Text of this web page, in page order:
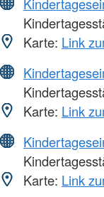
Karte: Link
Karte: Link
Karte: Link